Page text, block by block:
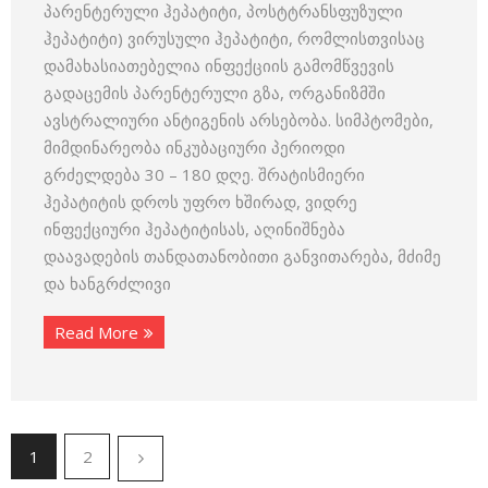
პარენტერული ჰეპატიტი, პოსტტრანსფუზული
ჰეპატიტი) ვირუსული ჰეპატიტი, რომლისთვისაც
დამახასიათებელია ინფექციის გამომწვევის
გადაცემის პარენტერული გზა, ორგანიზმში
ავსტრალიური ანტიგენის არსებობა. სიმპტომები,
მიმდინარეობა ინკუბაციური პერიოდი
გრძელდება 30 – 180 დღე. შრატისმიერი
ჰეპატიტის დროს უფრო ხშირად, ვიდრე
ინფექციური ჰეპატიტისას, აღინიშნება
დაავადების თანდათანობითი განვითარება, მძიმე
და ხანგრძლივი
Read More
1 2